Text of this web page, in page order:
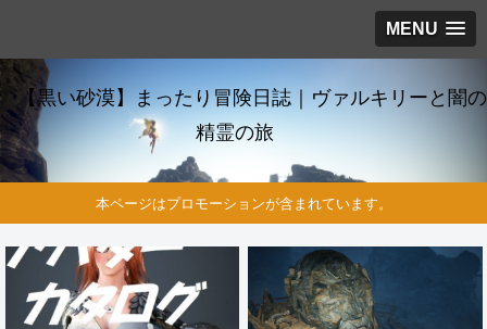
MENU
【黒い砂漠】まったり冒険日誌｜ヴァルキリーと闇の
精霊の旅
本ページはプロモーションが含まれています。